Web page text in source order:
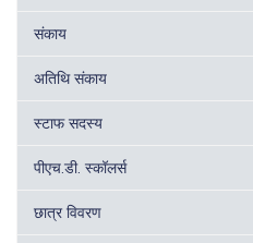
संकाय
अतिथि संकाय
स्टाफ सदस्य
पीएच.डी. स्कॉलर्स
छात्र विवरण